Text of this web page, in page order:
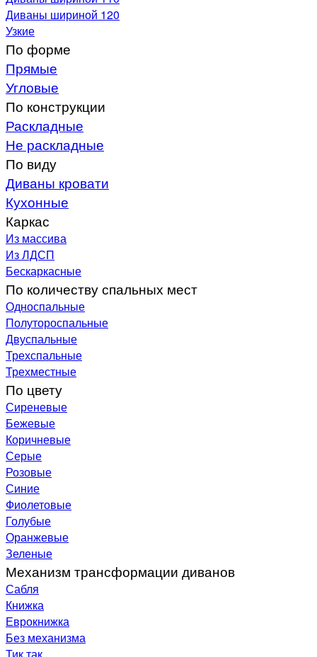
Диваны шириной 120
Узкие
По форме
Прямые
Угловые
По конструкции
Раскладные
Не раскладные
По виду
Диваны кровати
Кухонные
Каркас
Из массива
Из ЛДСП
Бескаркасные
По количеству спальных мест
Односпальные
Полутороспальные
Двуспальные
Трехспальные
Трехместные
По цвету
Сиреневые
Бежевые
Коричневые
Серые
Розовые
Синие
Фиолетовые
Голубые
Оранжевые
Зеленые
Механизм трансформации диванов
Сабля
Книжка
Еврокнижка
Без механизма